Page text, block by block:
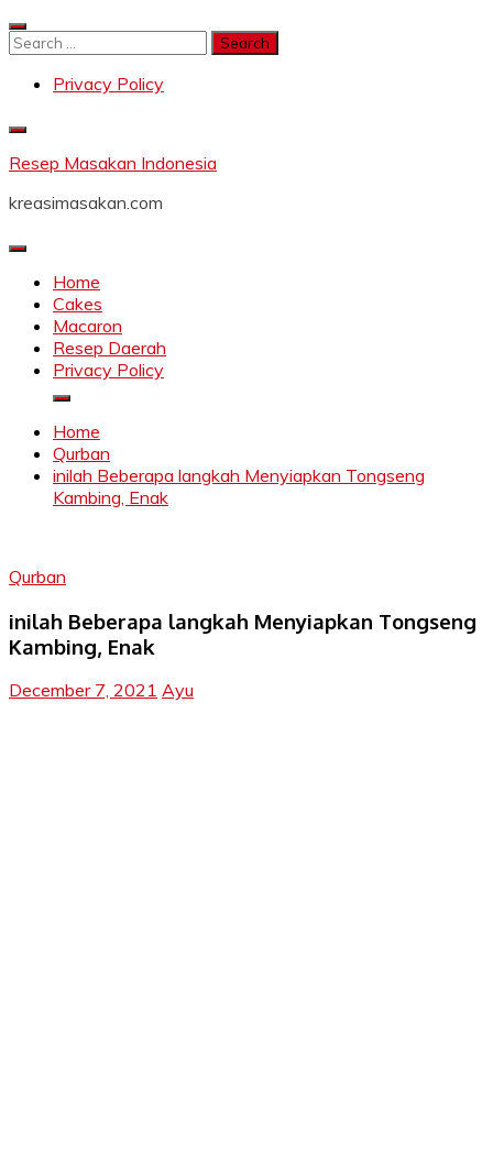
Skip
to
Search
Privacy Policy
Resep Masakan Indonesia
kreasimasakan.com
Home
Cakes
Macaron
Resep Daerah
Privacy Policy
Home
Qurban
inilah Beberapa langkah Menyiapkan Tongseng
Kambing, Enak
Qurban
inilah Beberapa langkah Menyiapkan Tongseng
Kambing, Enak
December 7, 2021 Ayu